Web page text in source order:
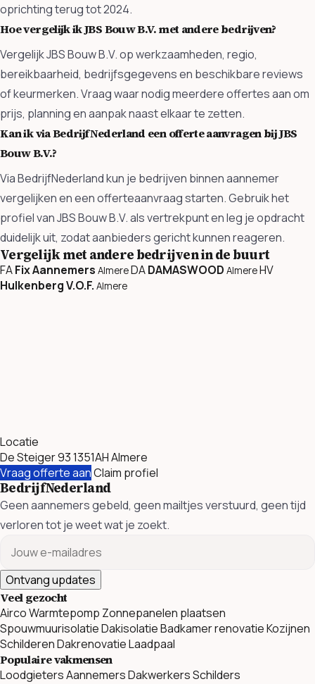
oprichting terug tot 2024.
Hoe vergelijk ik JBS Bouw B.V. met andere bedrijven?
Vergelijk JBS Bouw B.V. op werkzaamheden, regio,
bereikbaarheid, bedrijfsgegevens en beschikbare reviews
of keurmerken. Vraag waar nodig meerdere offertes aan om
prijs, planning en aanpak naast elkaar te zetten.
Kan ik via BedrijfNederland een offerte aanvragen bij JBS
Bouw B.V.?
Via BedrijfNederland kun je bedrijven binnen aannemer
vergelijken en een offerteaanvraag starten. Gebruik het
profiel van JBS Bouw B.V. als vertrekpunt en leg je opdracht
duidelijk uit, zodat aanbieders gericht kunnen reageren.
Vergelijk met andere bedrijven in de buurt
FAFix Aannemers AlmereDADAMASWOOD AlmereHV
Hulkenberg V.O.F. Almere
Locatie
De Steiger 93 1351AH Almere
Vraag offerte aanClaim profiel
BedrijfNederland
Geen aannemers gebeld, geen mailtjes verstuurd, geen tijd
verloren tot je weet wat je zoekt.
Ontvang updates
Veel gezocht
AircoWarmtepomp Zonnepanelen plaatsen
SpouwmuurisolatieDakisolatieBadkamer renovatieKozijnen
SchilderenDakrenovatieLaadpaal
Populaire vakmensen
LoodgietersAannemersDakwerkersSchilders